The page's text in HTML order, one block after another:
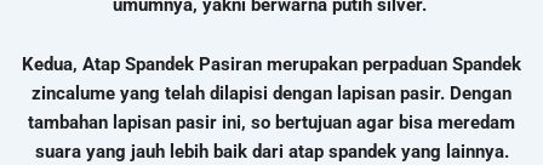
umumnya, yakni berwarna putih silver.
Kedua, Atap Spandek Pasiran merupakan perpaduan Spandek
zincalume yang telah dilapisi dengan lapisan pasir. Dengan
tambahan lapisan pasir ini, so bertujuan agar bisa meredam
suara yang jauh lebih baik dari atap spandek yang lainnya.